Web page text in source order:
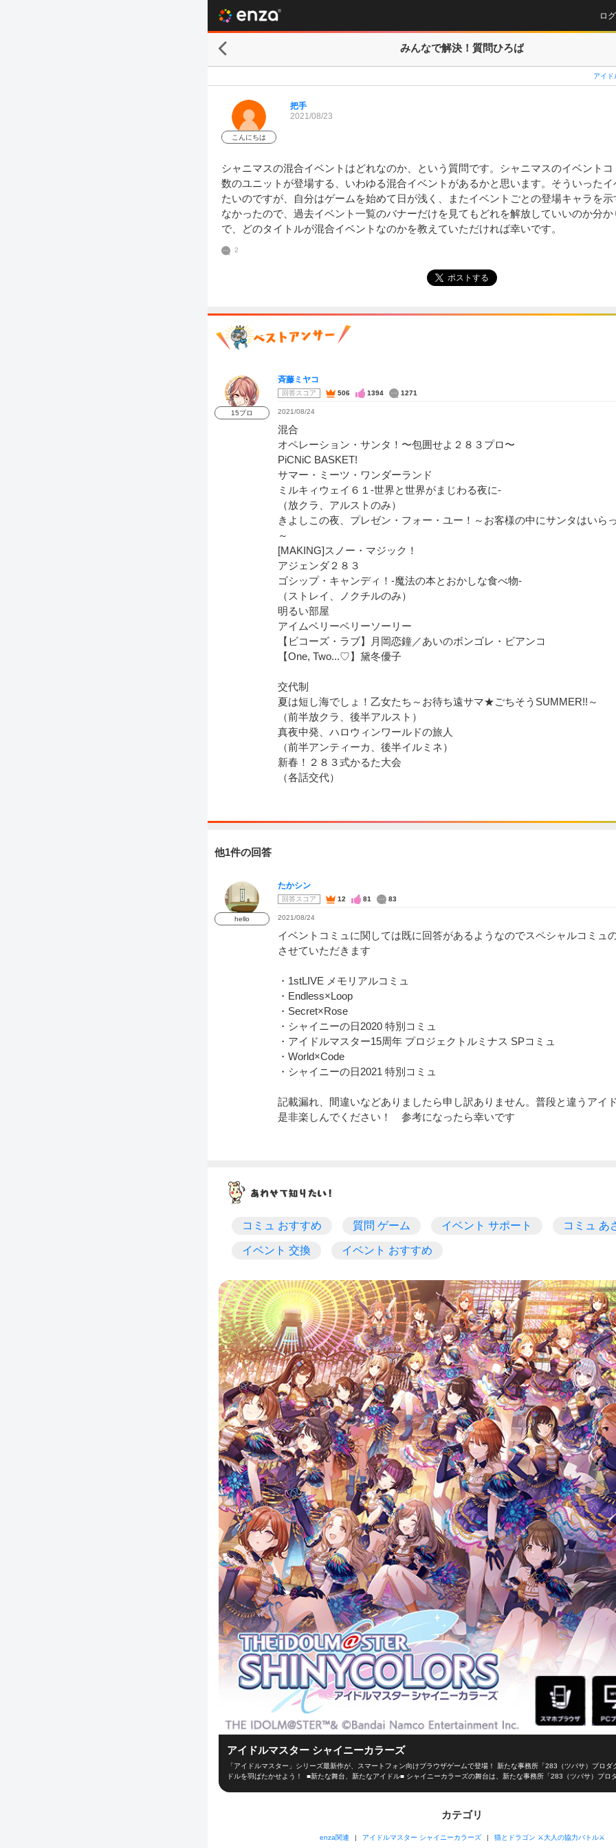
ロ
みんなで解決！ 質問ひろば
アイド
こんにちは
把手
2021/08/23
シャニマスの混合イベントはどれなのか、という質問です。シャニマスのイベント
数のユニットが登場する、いわゆる混合イベントがあるかと思います。そういった
たいのですが、自分はゲームを始めて日が浅く、またイベントごとの登場キャラを
なかったので、過去イベント一覧のバナーだけを見てもどれを解放していいのか分
で、どのタイトルが混合イベントなのかを教えていただければ幸いです。
2
ポストする
15プロ
斉藤ミヤコ
回答スコア 506 1394 1271
2021/08/24
混合
オペレーション・サンタ！〜包囲せよ２８３プロ〜
PiCNiC BASKET!
サマー・ミーツ・ワンダーランド
ミルキィウェイ６１-世界と世界がまじわる夜に-
（放クラ、アルストのみ）
きよしこの夜、プレゼン・フォー・ユー！～お客様の中にサンタはいら
～
[MAKING]スノー・マジック！
アジェンダ２８３
ゴシップ・キャンディ！-魔法の本とおかしな食べ物-
（ストレイ、ノクチルのみ）
明るい部屋
アイムベリーベリーソーリー
【ビコーズ・ラブ】月岡恋鐘／あいのボンゴレ・ビアンコ
【One, Two...♡】黛冬優子
交代制
夏は短し海でしょ！乙女たち～お待ち遠サマ★ごちそうSUMMER!!～
（前半放クラ、後半アルスト）
真夜中発、ハロウィンワールドの旅人
（前半アンティーカ、後半イルミネ）
新春！２８３式かるた大会
（各話交代）
他1件の回答
hello
たかシン
回答スコア 12 81 83
2021/08/24
イベントコミュに関しては既に回答があるようなのでスペシャルコミュ
させていただきます
・1stLIVE メモリアルコミュ
・Endless×Loop
・Secret×Rose
・シャイニーの日2020 特別コミュ
・アイドルマスター15周年 プロジェクトルミナス SPコミュ
・World×Code
・シャイニーの日2021 特別コミュ
記載漏れ、間違いなどありましたら申し訳ありません。普段と違うアイ
是非楽しんでください！ 参考になったら幸いです
コミュ おすすめ 質問 ゲーム イベント サポート コミュ あ
イベント 交換 イベント おすすめ
アイドルマスター シャイニーカラーズ
「アイドルマスター」シリーズ最新作が、スマートフォン向けブラウザゲームで登場！ 新たな事務所「283（ツバサ）プロダ
ドルを羽ばたかせよう！ ■新たな舞台、新たなアイドル■ シャイニーカラーズの舞台は、新たな事務所「283（ツバサ）プロ
からライブ直前まで、コミュを通じてアイドルを支えよう！ 見事コミュニケーションに成功するとアイドルのテンションが
デューサーとライブ対戦！プロデュースの手腕を競い合い、目指せ、アイドルマスター！ ■enzaだから、手軽に遊べる■ 長
カテゴリ
enza関連 アイドルマスター シャイニーカラーズ 猫とドラゴン ⚔大人の協力バトル⚔